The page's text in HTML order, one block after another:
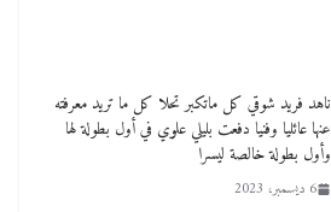
ناهد فريد شوقي كل ماتكبر تحلا كل ما تريد معرفته
عنها عائليا وفنيا دفعت بليلي علوي في أول بطولة لها
وأول بطولة خالصة ليسرا
6 ديسمبر، 2023